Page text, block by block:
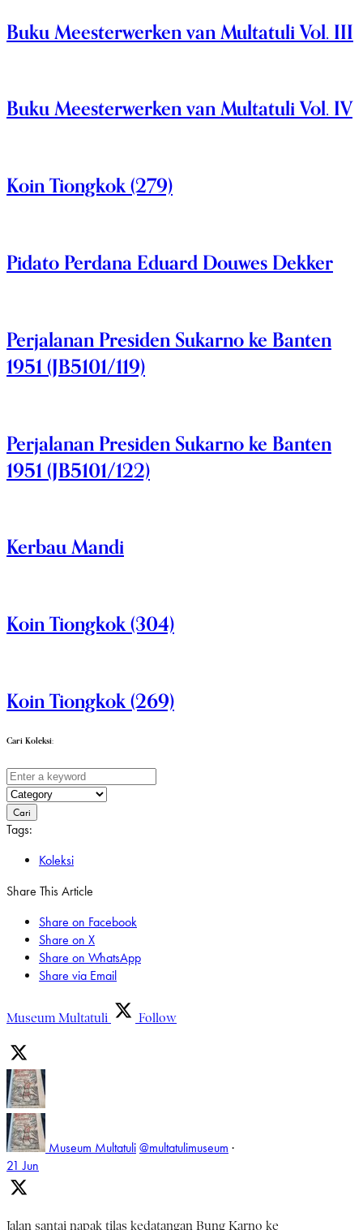
Buku Meesterwerken van Multatuli Vol. III
Buku Meesterwerken van Multatuli Vol. IV
Koin Tiongkok (279)
Pidato Perdana Eduard Douwes Dekker
Perjalanan Presiden Sukarno ke Banten
1951 (JB5101/119)
Perjalanan Presiden Sukarno ke Banten
1951 (JB5101/122)
Kerbau Mandi
Koin Tiongkok (304)
Koin Tiongkok (269)
Cari Koleksi:
Cari
Tags:
Koleksi
Share This Article
Share on Facebook
Share on X
Share on WhatsApp
Share via Email
Museum Multatuli Follow
Museum Multatuli @multatulimuseum ·
21 Jun
Jalan santai napak tilas kedatangan Bung Karno ke